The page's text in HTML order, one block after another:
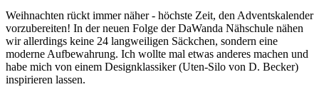
Weihnachten rückt immer näher - höchste Zeit, den Adventskalender
vorzubereiten! In der neuen Folge der DaWanda Nähschule nähen
wir allerdings keine 24 langweiligen Säckchen, sondern eine
moderne Aufbewahrung. Ich wollte mal etwas anderes machen und
habe mich von einem Designklassiker (Uten-Silo von D. Becker)
inspirieren lassen.